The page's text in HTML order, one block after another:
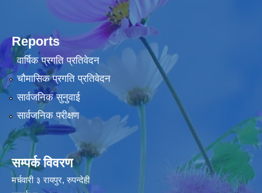
Reports
वार्षिक प्रगति प्रतिवेदन
चौमासिक प्रगति प्रतिवेदन
सार्वजनिक सुनुवाई
सार्वजनिक परीक्षण
सम्पर्क विवरण
मर्चवारी ३ रायपुर, रुपन्देही